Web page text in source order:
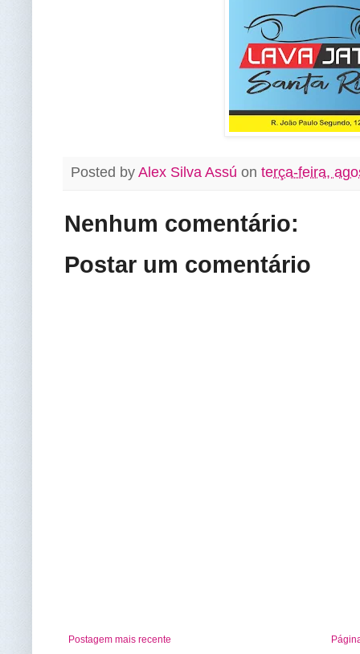
Posted by Alex Silva Assú on terça-feira,
Nenhum comentário:
Postar um comentário
Postagem mais recente